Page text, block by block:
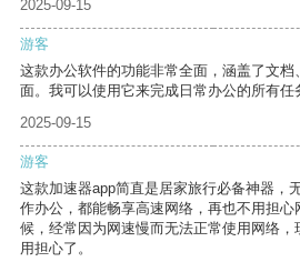
2025-09-15
游客
这款办公软件的功能非常全面，涵盖了文
面。我可以使用它来完成日常办公的所有任
2025-09-15
游客
这款加速器app简直是居家旅行必备神器，
作办公，都能畅享高速网络，再也不用担
候，经常因为网速慢而无法正常使用网络
用担心了。